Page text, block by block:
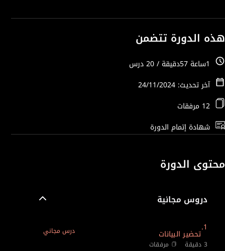
هذه الدورة تتضمن
آخر تحديث: 24/11/2024
شهادة إتمام الدورة
محتوى الدورة
دروس مجانية
1.
تحضير البيانات
درس مجاني
3 دقيقة
مرفقات